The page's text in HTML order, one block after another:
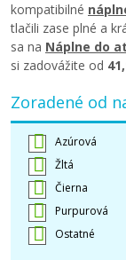
kompatibilné
tlačili zase plné a
sa na Náplne do
si zadovážite od
Zoradené od
Azúrová
Žltá
Čierna
Purpurová
Ostatné